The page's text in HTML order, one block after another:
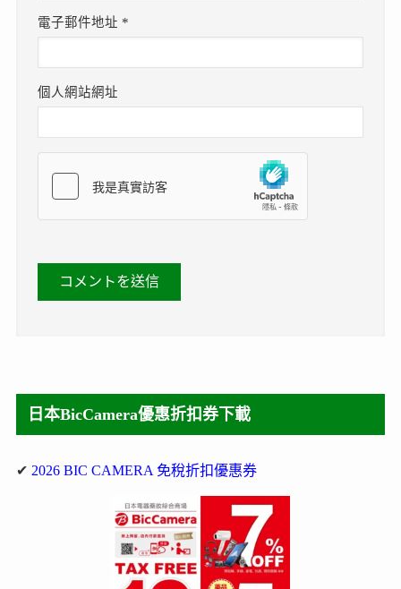
電子郵件地址 *
個人網站網址
日本BicCamera優惠折扣券下載
✔ 2026 BIC CAMERA 免稅折扣優惠券